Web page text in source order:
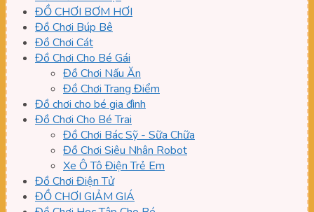
ĐỒ CHƠI BƠM HƠI
Đồ Chơi Búp Bê
Đồ Chơi Cát
Đồ Chơi Cho Bé Gái
Đồ Chơi Nấu Ăn
Đồ Chơi Trang Điểm
Đồ chơi cho bé gia đình
Đồ Chơi Cho Bé Trai
Đồ Chơi Bác Sỹ - Sữa Chữa
Đồ Chơi Siêu Nhân Robot
Xe Ô Tô Điện Trẻ Em
Đồ Chơi Điện Tử
ĐỒ CHƠI GIẢM GIÁ